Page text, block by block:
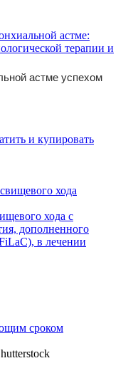
астме:
терапии и
астме успехом
хода с
дополненного
в лечении